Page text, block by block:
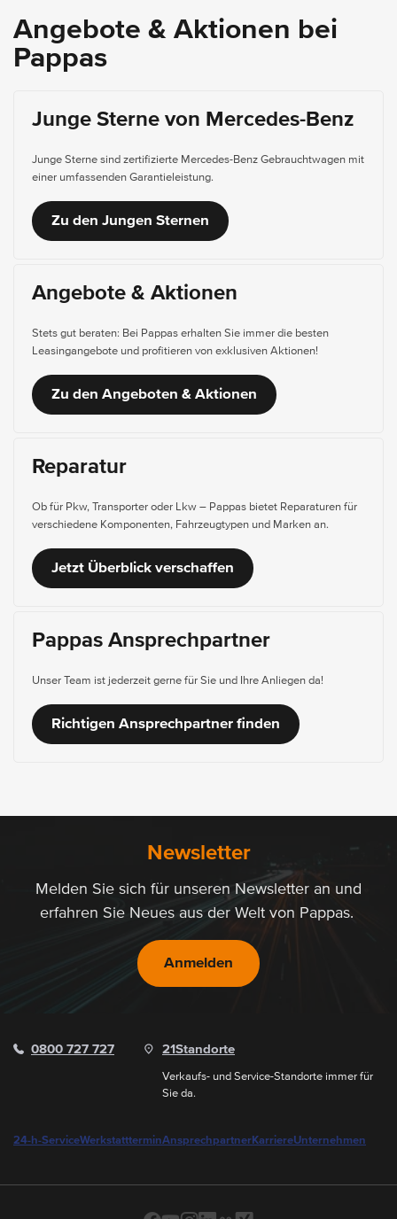
Angebote & Aktionen bei
Pappas
Junge Sterne von Mercedes-Benz
Junge Sterne sind zertifizierte Mercedes-Benz Gebrauchtwagen mit
einer umfassenden Garantieleistung.
Zu den Jungen Sternen
Angebote & Aktionen
Stets gut beraten: Bei Pappas erhalten Sie immer die besten
Leasingangebote und profitieren von exklusiven Aktionen!
Zu den Angeboten & Aktionen
Reparatur
Ob für Pkw, Transporter oder Lkw – Pappas bietet Reparaturen für
verschiedene Komponenten, Fahrzeugtypen und Marken an.
Jetzt Überblick verschaffen
Pappas Ansprechpartner
Unser Team ist jederzeit gerne für Sie und Ihre Anliegen da!
Richtigen Ansprechpartner finden
Newsletter
Melden Sie sich für unseren Newsletter an und
erfahren Sie Neues aus der Welt von Pappas.
Anmelden
0800 727 727 21 Standorte
Verkaufs- und Service-Standorte immer für
Sie da.
24-h-ServiceWerkstattterminAnsprechpartnerKarriereUnternehmen